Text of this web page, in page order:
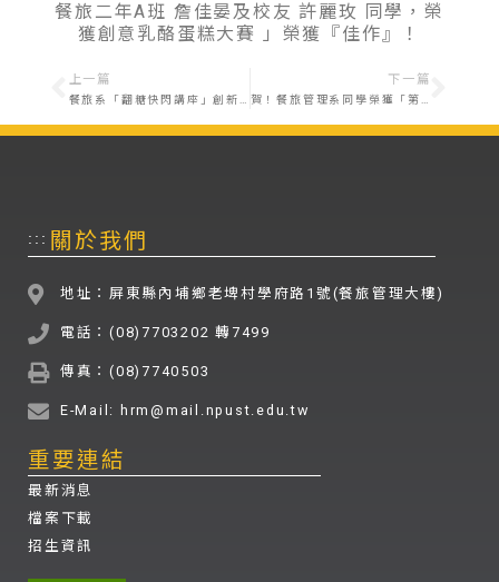
餐旅二年A班 詹佳晏及校友 許麗玫 同學，榮
獲創意乳酪蛋糕大賽 」榮獲『佳作』！
上一篇
餐旅系「翻糖快閃講座」創新教學帶動師生共學新領域
下一篇
賀！餐旅管理系同學榮獲「第八屆觀光精英盃 全國遊程設計競賽 」－大專院校 國內旅遊組『佳作 』
::: 關於我們
地址：屏東縣內埔鄉老埤村學府路1號(餐旅管理大樓)
電話：(08)7703202 轉7499
傳真：(08)7740503
E-Mail: hrm@mail.npust.edu.tw
重要連結
最新消息
檔案下載
招生資訊